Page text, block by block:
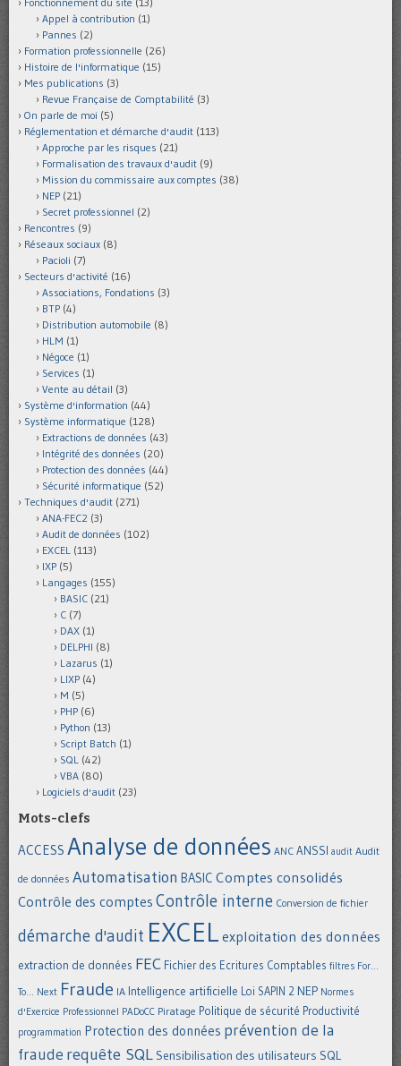
Appel à contribution (1)
Pannes (2)
Formation professionnelle (26)
Histoire de l'informatique (15)
Mes publications (3)
Revue Française de Comptabilité (3)
On parle de moi (5)
Réglementation et démarche d'audit (113)
Approche par les risques (21)
Formalisation des travaux d'audit (9)
Mission du commissaire aux comptes (38)
NEP (21)
Secret professionnel (2)
Rencontres (9)
Réseaux sociaux (8)
Pacioli (7)
Secteurs d'activité (16)
Associations, Fondations (3)
BTP (4)
Distribution automobile (8)
HLM (1)
Négoce (1)
Services (1)
Vente au détail (3)
Système d'information (44)
Système informatique (128)
Extractions de données (43)
Intégrité des données (20)
Protection des données (44)
Sécurité informatique (52)
Techniques d'audit (271)
ANA-FEC2 (3)
Audit de données (102)
EXCEL (113)
IXP (5)
Langages (155)
BASIC (21)
C (7)
DAX (1)
DELPHI (8)
Lazarus (1)
LIXP (4)
M (5)
PHP (6)
Python (13)
Script Batch (1)
SQL (42)
VBA (80)
Logiciels d'audit (23)
Mots-clefs
ACCESS Analyse de données ANC ANSSI audit Audit
de données Automatisation BASIC Comptes consolidés
Contrôle des comptes Contrôle interne Conversion de fichier
démarche d'audit EXCEL exploitation des données
extraction de données FEC Fichier des Ecritures Comptables filtres For...
To... Next Fraude IA Intelligence artificielle Loi SAPIN 2 NEP Normes
d'Exercice Professionnel PADoCC Piratage Politique de sécurité Productivité
programmation Protection des données prévention de la
fraude requête SQL Sensibilisation des utilisateurs SQL